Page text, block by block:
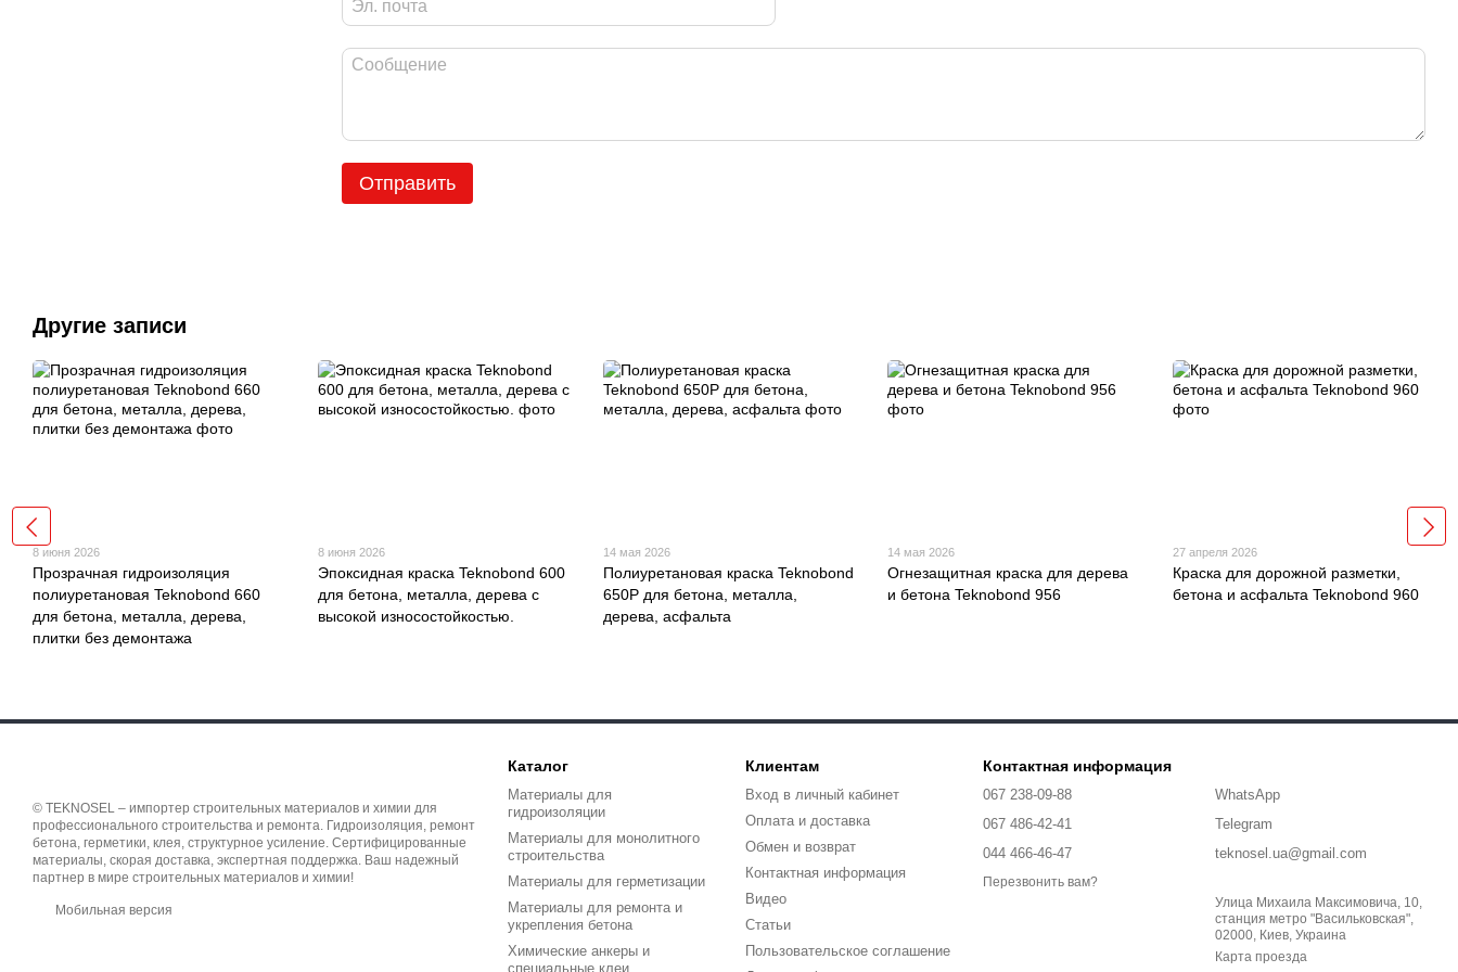
Отправить
Другие записи
8 июня 2026
Прозрачная гидроизоляция
полиуретановая Teknobond 660
для бетона, металла, дерева,
плитки без демонтажа
8 июня 2026
Эпоксидная краска Teknobond 600
для бетона, металла, дерева с
высокой износостойкостью.
14 мая 2026
Полиуретановая краска Teknobond
650P для бетона, металла,
дерева, асфальта
14 мая 2026
Огнезащитная краска для дерева
и бетона Teknobond 956
27 апреля 2026
Краска для дорожной разметки,
бетона и асфальта Teknobond 960
© TEKNOSEL – импортер строительных материалов и химии для
профессионального строительства и ремонта. Гидроизоляция, ремонт
бетона, герметики, клея, структурное усиление. Сертифицированные
материалы, скорая доставка, экспертная поддержка. Ваш надежный
партнер в мире строительных материалов и химии!
Мобильная версия
Каталог
Материалы для
гидроизоляции
Материалы для монолитного
строительства
Материалы для герметизации
Материалы для ремонта и
укрепления бетона
Химические анкеры и
специальные клеи
Клиентам
Вход в личный кабинет
Оплата и доставка
Обмен и возврат
Контактная информация
Видео
Статьи
Пользовательское соглашение
Контактная информация
067 238-09-88
067 486-42-41
044 466-46-47
Перезвонить вам?
WhatsApp
Telegram
teknosel.ua@gmail.com
Улица Михаила Максимовича, 10,
станция метро "Васильковская",
02000, Киев, Украина
Карта проезда